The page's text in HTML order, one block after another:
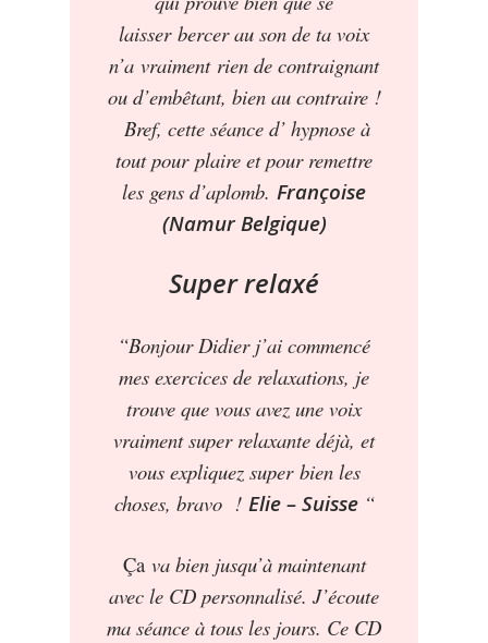
laisser bercer au son de ta voix
n’a vraiment rien de contraignant
ou d’embêtant, bien au contraire !
Bref, cette séance d’ hypnose à
tout pour plaire et pour remettre
les gens d’aplomb. Françoise
(Namur Belgique)
Super relaxé
“Bonjour Didier j’ai commencé
mes exercices de relaxations, je
trouve que vous avez une voix
vraiment super relaxante déjà, et
vous expliquez superbien les
choses, bravo ! Elie – Suisse“
Çava bien jusqu’à maintenant
avec le CD personnalisé. J’écoute
ma séance à tous les jours. Ce CD